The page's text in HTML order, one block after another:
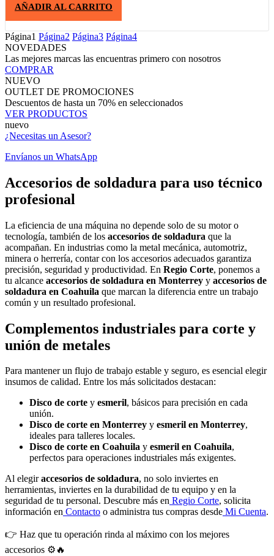
AÑADIR AL CARRITO
Página1 Página2 Página3 Página4
NOVEDADES
Las mejores marcas las encuentras primero con nosotros
COMPRAR
NUEVO
OUTLET DE PROMOCIONES
Descuentos de hasta un 70% en seleccionados
VER PRODUCTOS
nuevo
¿Necesitas un Asesor?
Envíanos un WhatsApp
Accesorios de soldadura para uso técnico
profesional
La eficiencia de una máquina no depende solo de su motor o
tecnología, también de los accesorios de soldadura que la
acompañan. En industrias como la metal mecánica, automotriz,
minera o herrería, contar con los accesorios adecuados garantiza
precisión, seguridad y productividad. En Regio Corte, ponemos a
tu alcance accesorios de soldadura en Monterrey y accesorios de
soldadura en Coahuila que marcan la diferencia entre un trabajo
común y un resultado profesional.
Complementos industriales para corte y
unión de metales
Para mantener un flujo de trabajo estable y seguro, es esencial elegir
insumos de calidad. Entre los más solicitados destacan:
Disco de corte y esmeril, básicos para precisión en cada
unión.
Disco de corte en Monterrey y esmeril en Monterrey,
ideales para talleres locales.
Disco de corte en Coahuila y esmeril en Coahuila,
perfectos para operaciones industriales más exigentes.
Al elegiraccesorios de soldadura, no solo inviertes en
herramientas, inviertes en la durabilidad de tu equipo y en la
seguridad de tu personal. Descubre más en Regio Corte, solicita
información en Contacto o administra tus compras desde Mi Cuenta.
👉 Haz que tu operación rinda al máximo con los mejores
accesorios ⚙️🔥